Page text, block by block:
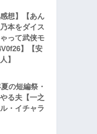
想】【あん
本をダイス
って武侠モ
】【安
】
の短編祭・
る夫【一之
・イチャラ